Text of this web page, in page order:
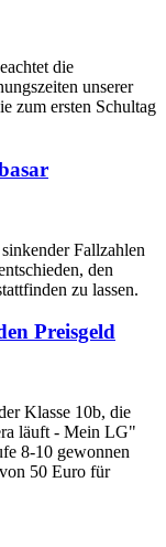
die
unserer
zum ersten Schultag
Fallzahlen
den
zu lassen.
Preisgeld
Klasse 10b, die
läuft - Mein LG"
8-10 gewonnen
50 Euro für